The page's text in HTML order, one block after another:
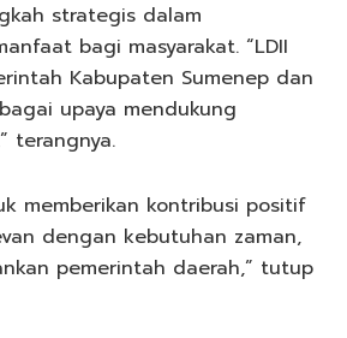
strategis dalam
bagi masyarakat. “LDII
Kabupaten Sumenep dan
upaya mendukung
terangnya.
memberikan kontribusi positif
dengan kebutuhan zaman,
pemerintah daerah,” tutup